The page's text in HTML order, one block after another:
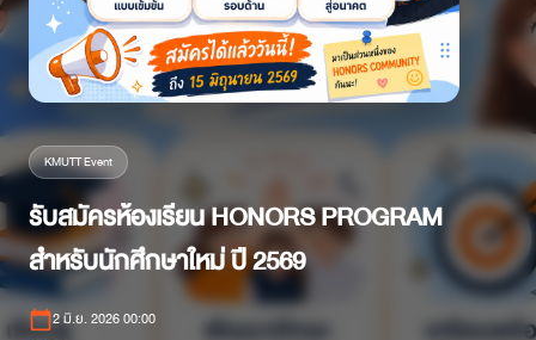
KMUTT Event
รับสมัครห้องเรียน HONORS PROGRAM
สำหรับนักศึกษาใหม่ ปี 2569
calendar_today2 มิ.ย. 2026 00:00